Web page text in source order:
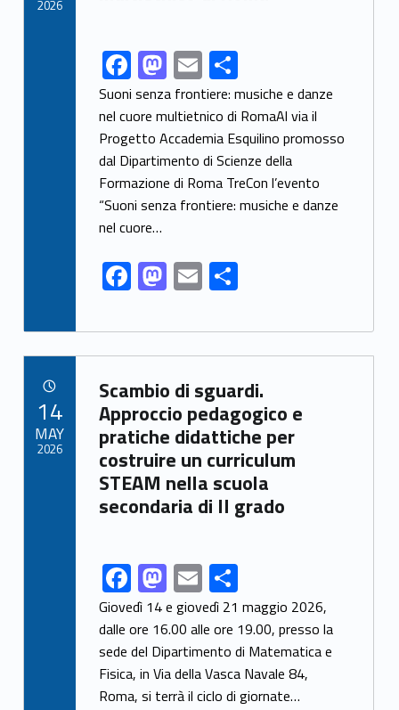
Link identifier share facebook archive #share-link-archive-3906F
ac
e
b
o
o
k
M
as
to
d
o
n
E
m
ai
l
S
h
ar
e
Suoni senza frontiere: musiche e danze
nel cuore multietnico di RomaAl via il
Progetto Accademia Esquilino promosso
dal Dipartimento di Scienze della
Formazione di Roma TreCon l’evento
“Suoni senza frontiere: musiche e danze
nel cuore…
F
ac
e
b
o
o
k
M
as
to
d
o
n
E
m
ai
l
S
h
ar
e
2026
Link identifier archive #link-archive-4096
Scambio di sguardi.
Approccio pedagogico e
pratiche didattiche per
costruire un curriculum
STEAM nella scuola
secondaria di II grado
Link identifier share facebook archive #share-link-archive-81365F
ac
e
b
o
M
as
to
d
o
E
m
ai
l
S
h
ar
e
Giovedì 14 e giovedì 21 maggio 2026,
dalle ore 16.00 alle ore 19.00, presso la
sede del Dipartimento di Matematica e
Fisica, in Via della Vasca Navale 84,
Roma, si terrà il ciclo di giornate…
14
MAY
2026